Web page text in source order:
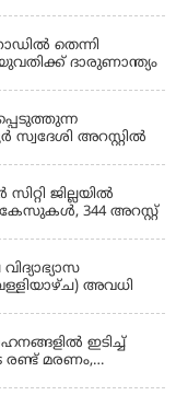
തെന്നി
ദാരുണാന്ത്യം
സ്വദേശി അറസ്റ്റിൽ
ജില്ലയിൽ
344 അറസ്റ്റ്
അവധി
ഇടിച്ച്
രണ്ട് മരണം,